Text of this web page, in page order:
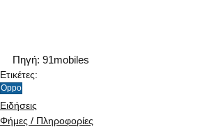
Πηγή: 91mobiles
Ετικέτες:
Oppo
Ειδήσεις
Φήμες / Πληροφορίες